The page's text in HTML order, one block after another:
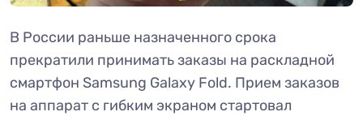
В России раньше назначенного срока
прекратили принимать заказы на раскладной
смартфон Samsung Galaxy Fold. Прием заказов
на аппарат с гибким экраном стартовал